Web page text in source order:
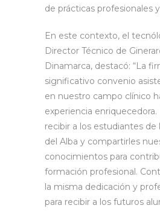
de prácticas profesionales
En este contexto, el
Director Técnico de
Dinamarca, destacó: “La
significativo convenio
en nuestro campo clínico
experiencia
recibir a los estudiantes de
del Alba y compartirles
conocimientos para
formación profesional.
la misma dedicación y
para recibir a los futuros